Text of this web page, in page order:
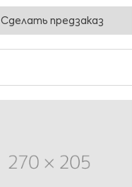
Сделать предзаказ